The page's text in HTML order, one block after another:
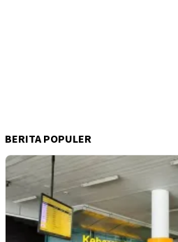
BERITA POPULER